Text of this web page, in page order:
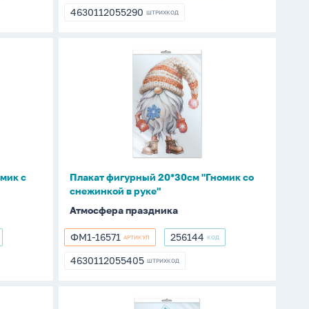
16565
4630112055290
4630112055290 ШТРИХКОД
с
Плакат фигурный 20*30см "Гномик со
снежинкой в руке"
Атмосфера праздника
ФМ1-
16571
ФМ1-16571 АРТИКУЛ 256144
256144 КОД
4630112055405
4630112055405 ШТРИХКОД